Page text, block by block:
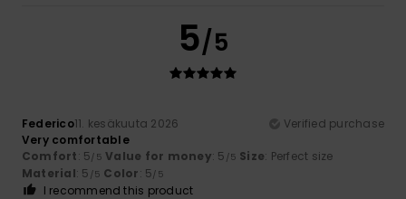
5/5
Federico11. kesäkuuta 2026
Verified purchase
Very comfortable
Comfort: 5/5 Value for money: 5 /5 Size: Perfect size
Material: 5 /5 Color: 5/5
I recommend this product